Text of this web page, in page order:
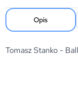
Opis
Tomasz Stanko -